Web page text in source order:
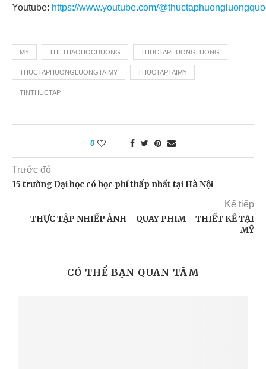
Youtube: https://www.youtube.com/
MY THETHAOHOCDUONG THUCTAPHUONGLUONG
THUCTAPHUONGLUONGTAIMY THUCTAPTAIMY
TINTHUCTAP
0
Trước đó
15 trường Đại học có học phí thấp nhất tại Hà Nội
Kế tiếp
THỰC TẬP NHIẾP ẢNH – QUAY PHIM – THIẾT KẾ TẠI
MỸ
CÓ THỂ BẠN QUAN TÂM